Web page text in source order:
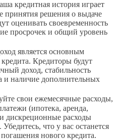
кредитная история играет
принятия решения о выдаче
оценивать своевременность
просрочек и общий уровень
является основным
Кредиторы будут
доход, стабильность
и наличие дополнительных
свои ежемесячные расходы,
(ипотека, аренда,
дискреционные расходы
что у вас останется
погашения нового кредита.